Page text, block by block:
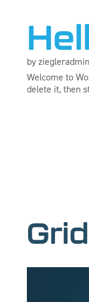
byziegleradmin
Welcome to
delete it, then